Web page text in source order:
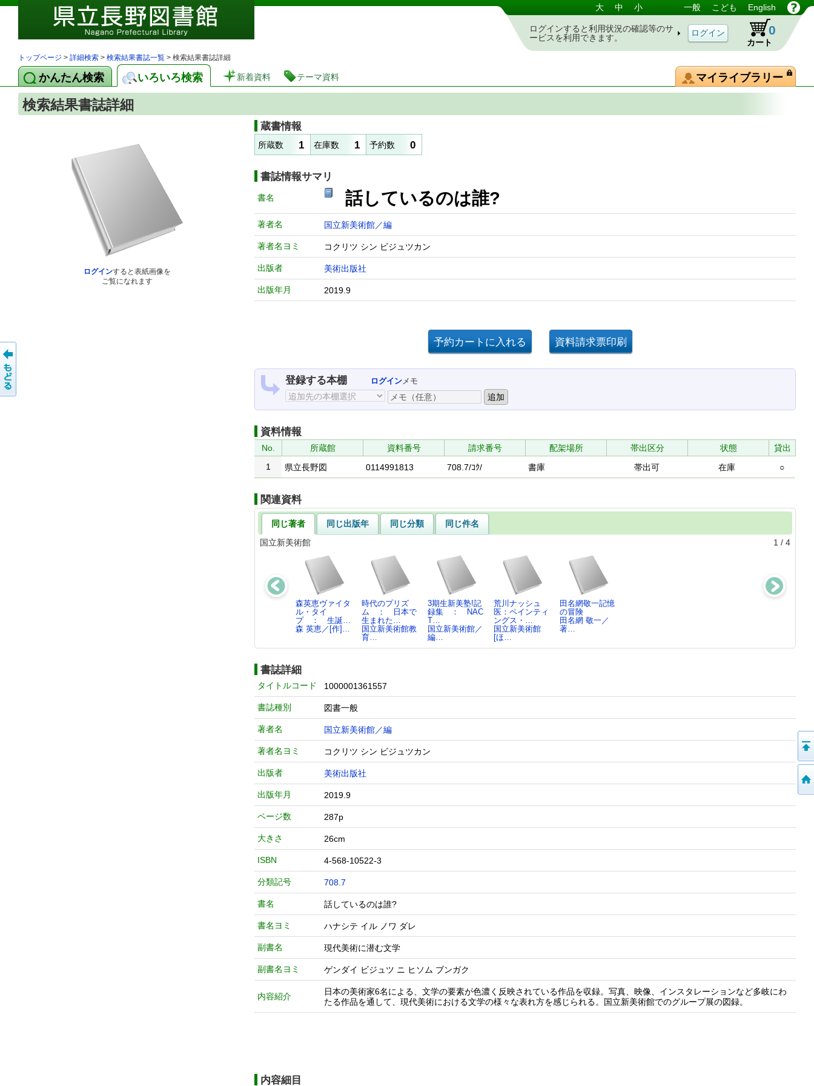
図書館 蔵書検索・予約システム 大 中 小 一般 こども English
ログインすると利用状況の確認等のサ
ービスを利用できます。
カート
0
トップページ > 詳細検索 > 検索結果書誌一覧 > 検索結果書誌詳細
かんたん検索 いろいろ検索 新着資料 テーマ資料 マイライブラリー
検索結果書誌詳細
ログインすると表紙画像を
ご覧になれます
蔵書情報
所蔵数 1 在庫数 1 予約数 0
書誌情報サマリ
書名 話しているのは誰?
著者名 国立新美術館／編
著者名ヨミ コクリツ シン ビジュツカン
出版者 美術出版社
出版年月 2019.9
登録する本棚 ログインメモ
資料情報
No. 所蔵館 資料番号 請求番号 配架場所 帯出区分 状態
貸出
1
県立長野図 0114991813 708.7/ｺｸ/ 書庫 帯出可 在庫 ○
関連資料
同じ著者 同じ出版年 同じ分類
同じ件名
国立新美術館
1 / 4
森英恵ヴァイタ
ル・タイ
プ ： 生誕…
森 英恵／[作]…
時代のプリズ
ム ： 日本で
生まれた…
国立新美術館教
育…
3期生新美塾!記
録集 ： NAC
T…
国立新美術館／
編…
荒川ナッシュ
医：ペインティ
ングス・…
国立新美術館
[ほ…
田名網敬一記憶
の冒険
田名網 敬一／
著…
書誌詳細
タイトルコード 1000001361557
書誌種別 図書一般
著者名 国立新美術館／編
著者名ヨミ コクリツ シン ビジュツカン
出版者 美術出版社
出版年月 2019.9
ページ数 287p
大きさ 26cm
ISBN 4-568-10522-3
分類記号 708.7
書名 話しているのは誰?
書名ヨミ ハナシテ イル ノワ ダレ
副書名 現代美術に潜む文学
副書名ヨミ ゲンダイ ビジュツ ニ ヒソム ブンガク
内容紹介
日本の美術家6名による、文学の要素が色濃く反映されている作品を収録。写真、映像、インスタレーションなど多岐にわ
たる作品を通して、現代美術における文学の様々な表れ方を感じられる。国立新美術館でのグループ展の図録。
内容細目